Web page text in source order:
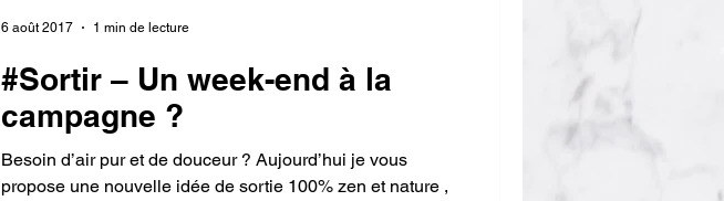
#Sortir – Un week-end à la
campagne ?
Besoin d’air pur et de douceur ? Aujourd’hui je vous
propose une nouvelle idée de sortie 100% zen et nature ,
6 août 2017 1 min de lecture